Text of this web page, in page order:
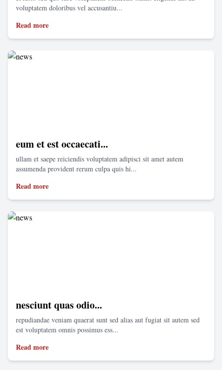
voluptatem doloribus vel accusantiu...
Read more
eum et est occaecati...
ullam et saepe reiciendis voluptatem adipisci sit amet autem
assumenda provident rerum culpa quis hi...
Read more
nesciunt quas odio...
repudiandae veniam quaerat sunt sed alias aut fugiat sit autem sed
est voluptatem omnis possimus ess...
Read more